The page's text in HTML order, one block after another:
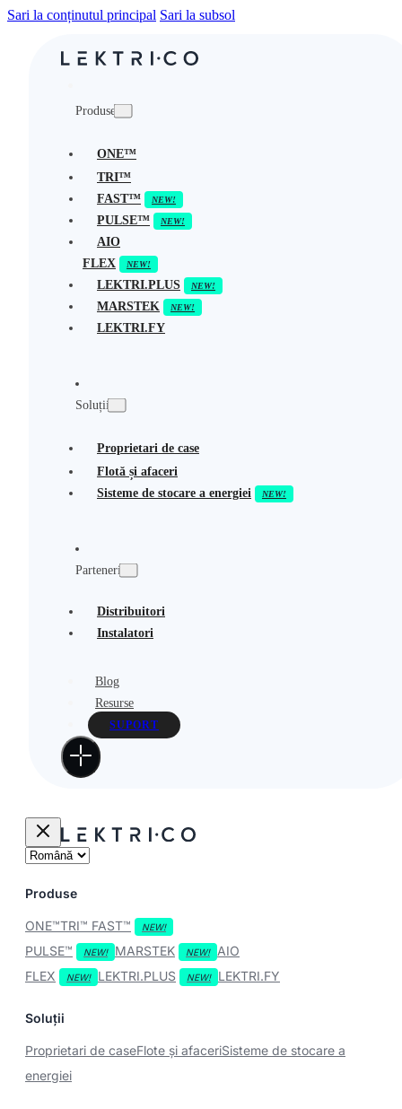
Sari la conținutul principal Sari la subsol
Produse
ONE™
TRI™
FAST™
PULSE™
AIO
FLEX
LEKTRI.PLUS
MARSTEK
LEKTRI.FY
Soluții
Proprietari de case
Flotă și afaceri
Sisteme de stocare a energiei
Parteneri
Distribuitori
Instalatori
Blog
Resurse
SUPORT
Produse
ONE™TRI™ FAST™
PULSE™
MARSTEK
AIO
FLEX
LEKTRI.PLUS LEKTRI.FY
Soluții
Proprietari de caseFlote și afaceriSisteme de stocare a
energiei